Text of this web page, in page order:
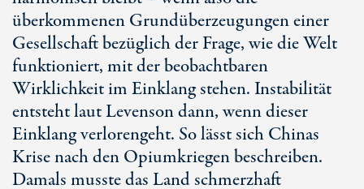
überkommenen Grundüberzeugungen einer
Gesellschaft bezüglich der Frage, wie die Welt
funktioniert, mit der beobachtbaren
Wirklichkeit im Einklang stehen. Instabilität
entsteht laut Levenson dann, wenn dieser
Einklang verlorengeht. So lässt sich Chinas
Krise nach den Opiumkriegen beschreiben.
Damals musste das Land schmerzhaft